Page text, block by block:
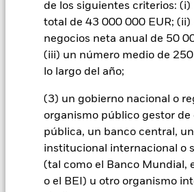
de los siguientes criterios: (i)
total de 43 000 000 EUR; (ii)
negocios neta anual de 50
(iii) un número medio de
lo largo del año;
(3) un gobierno nacional o
organismo público gestor de
pública, un banco central,
institucional internacional o
(tal como el Banco Mundial,
o el BEI) u otro organismo
Todas las clases de acciones con
fondo utilizan derivados para cubrir el
uso de derivados para una clase de
un posible riesgo de contagio (también
over») a otras clases de acciones del
procedimientos adecuados para
contagio a otras clases de acciones. En
que figura justo debajo del nombre del
listado de todas las clases de acciones
acciones con cobertura de divisas se
palabra «Hedged» en su nombre.
completo de todas las clases de